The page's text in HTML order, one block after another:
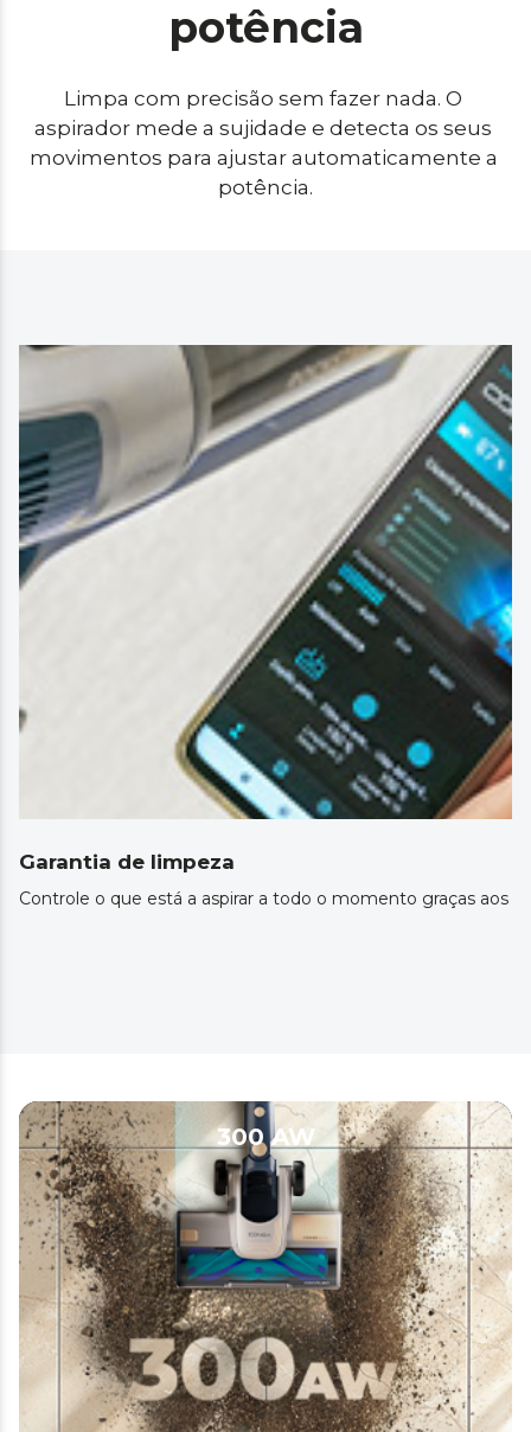
potência
Limpa com precisão sem fazer nada. O
aspirador mede a sujidade e detecta os seus
movimentos para ajustar automaticamente a
potência.
Garantia de limpeza
Controle o que está a aspirar a todo o momento graças aos
300 AW